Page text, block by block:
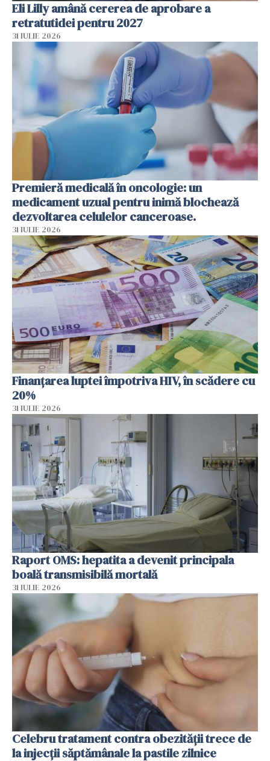
Eli Lilly amână cererea de aprobare a
retratutidei pentru 2027
31 IULIE 2026
Premieră medicală în oncologie: un
medicament uzual pentru inimă blochează
dezvoltarea celulelor canceroase.
31 IULIE 2026
Finanțarea luptei împotriva HIV, în scădere cu
20%
31 IULIE 2026
Raport OMS: hepatita a devenit principala
boală transmisibilă mortală
31 IULIE 2026
Celebru tratament contra obezității trece de
la injecții săptămânale la pastile zilnice